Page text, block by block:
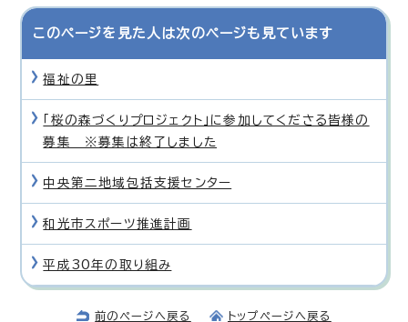
このページを見た人は次のページも見ています
福祉の里
「桜の森づくりプロジェクト」に参加してくださる皆様の
募集 ※募集は終了しました
中央第二地域包括支援センター
和光市スポーツ推進計画
平成30年の取り組み
前のページへ戻る トップページへ戻る